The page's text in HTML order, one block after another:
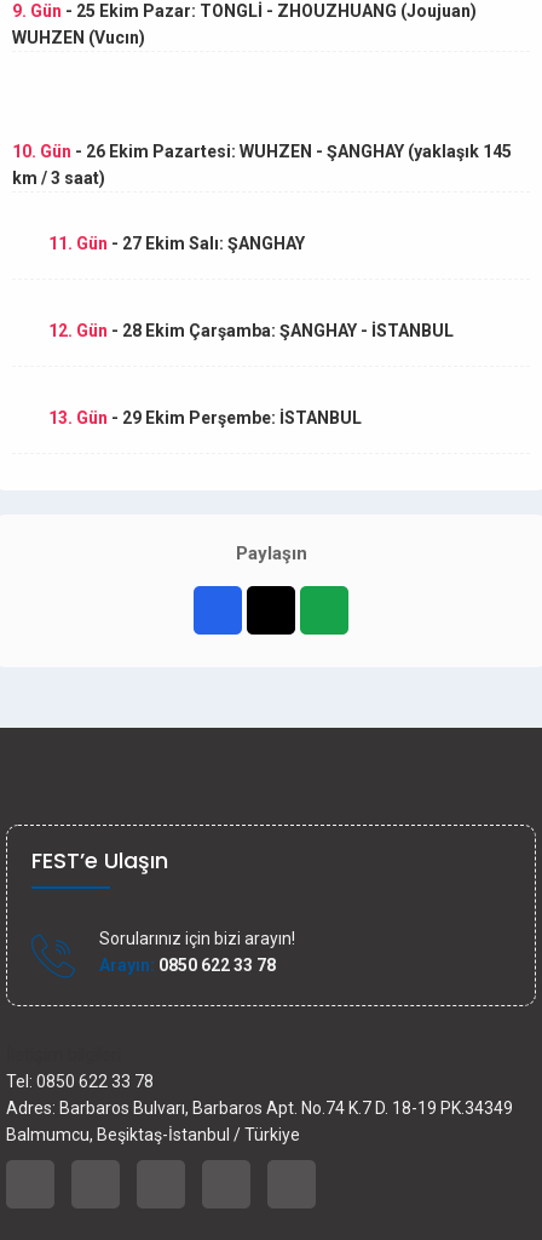
9. Gün - 25 Ekim Pazar: TONGLİ - ZHOUZHUANG (Joujuan)
WUHZEN (Vucın)
10. Gün - 26 Ekim Pazartesi: WUHZEN - ŞANGHAY (yaklaşık 145
km / 3 saat)
11. Gün - 27 Ekim Salı: ŞANGHAY
12. Gün - 28 Ekim Çarşamba: ŞANGHAY - İSTANBUL
13. Gün - 29 Ekim Perşembe: İSTANBUL
Paylaşın
FEST’e Ulaşın
Sorularınız için bizi arayın!
Arayın: 0850 622 33 78
Tel: 0850 622 33 78
Adres: Barbaros Bulvarı, Barbaros Apt. No.74 K.7 D. 18-19 PK.34349
Balmumcu, Beşiktaş-İstanbul / Türkiye